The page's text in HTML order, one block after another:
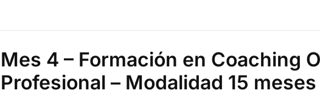
Mes 4 – Formación en Coaching
Profesional – Modalidad 15 meses